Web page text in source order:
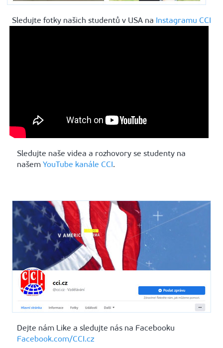
Sledujte fotky našich studentů v USA na Instagramu CCI
Sledujte naše videa a rozhovory se studenty na
našem YouTube kanále CCI.
Dejte nám Like a sledujte nás na Facebooku
Facebook.com/CCI.cz